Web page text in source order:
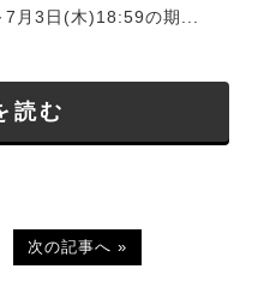
月3日(木)18:59の期...
読む
次の記事へ »